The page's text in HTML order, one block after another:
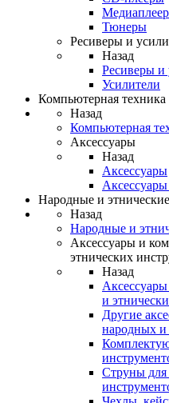
Тюнеры
Ресиверы и
Назад
Ресиверы и
Усилители
Компьютерная техника
Назад
Компьютерная
Аксессуары
Назад
Аксессуары
Народные и этнические
Назад
Народные и
Аксессуары и
этнических
Назад
и
Другие
народных и
Струны для